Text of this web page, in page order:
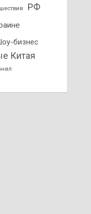
РФ
бизнес
Китая